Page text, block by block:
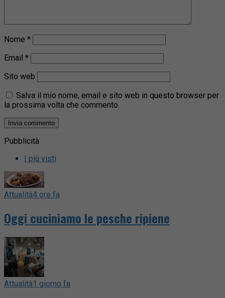
Nome *
Email *
Sito web
Salva il mio nome, email e sito web in questo browser per
la prossima volta che commento.
Pubblicità
I più visti
Attualità4 ore fa
Oggi cuciniamo le pesche ripiene
Attualità1 giorno fa